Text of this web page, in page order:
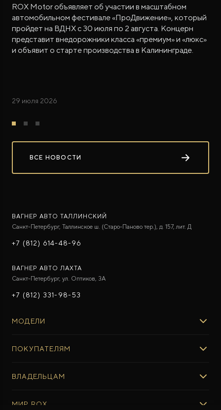
ROX Motor объявляет об участии в масштабном
автомобильном фестивале «ПроДвижение», который
пройдет на ВДНХ с 30 июля по 2 августа. Концерн
представит внедорожники класса «премиум» и «люкс»
и объявит о старте производства в Калининграде.
29 июля 2026
ВСЕ НОВОСТИ
ВАГНЕР АВТО ТАЛЛИНСКИЙ
Санкт-Петербург, Таллинское ш. (Старо-Паново тер.), д. 157, лит. Д
+7 (812) 614-48-96
ВАГНЕР АВТО ЛАХТА
Санкт-Петербург, ул. Оптиков, 3A
+7 (812) 331-98-53
МОДЕЛИ
ROX ADAMAS
ПОКУПАТЕЛЯМ
Авто в наличии
Тест-драйв
ВЛАДЕЛЬЦАМ
МИР ROX